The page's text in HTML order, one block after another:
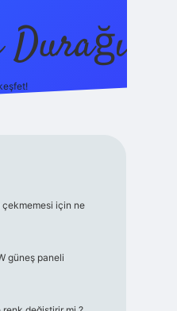
için ne
güneş paneli